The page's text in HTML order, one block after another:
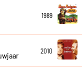
1989
2010